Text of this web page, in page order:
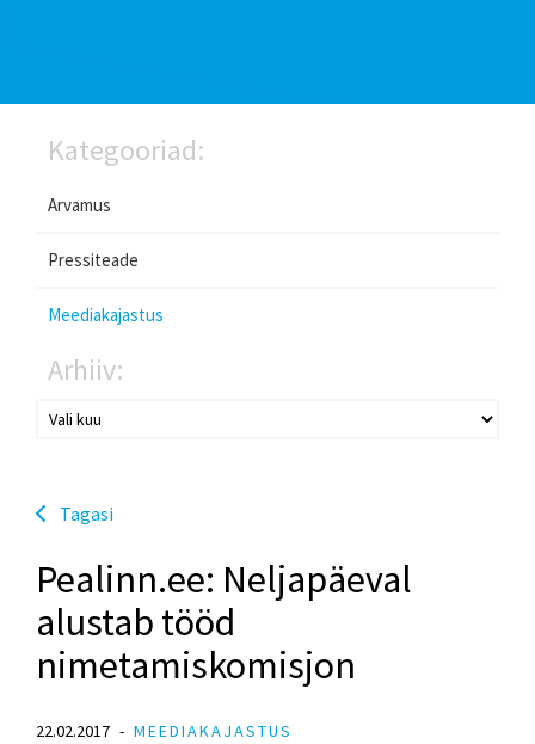
Kategooriad:
Arvamus
Pressiteade
Meediakajastus
Arhiiv:
Tagasi
Pealinn.ee: Neljapäeval
alustab tööd
nimetamiskomisjon
22.02.2017 MEEDIAKAJASTUS